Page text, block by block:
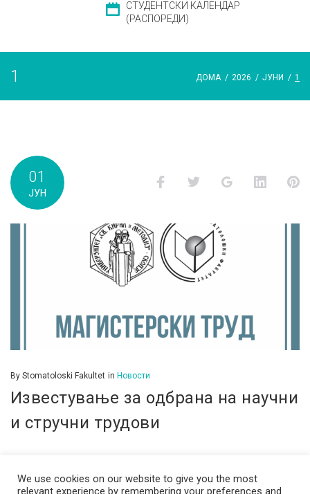
СТУДЕНТСКИ КАЛЕНДАР
(РАСПОРЕДИ)
1 ДОМА / 2026 / ЈУНИ / 1
Ден:
д.м.г
01
ЈУН
FacebookTwitter Google+
By Stomatoloski Fakultet in Новости
Известување за одбрана на научни
и стручни трудови
We use cookies on our website to give you the most
relevant experience by remembering your preferences and